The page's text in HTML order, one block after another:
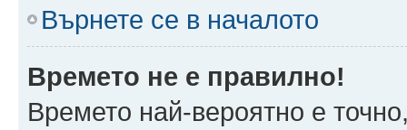
Върнете се в началото
Времето не е правилно!
Времето най-вероятно е